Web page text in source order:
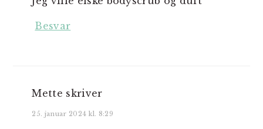
Besvar
Mette skriver
25. januar 2024 kl. 8:29